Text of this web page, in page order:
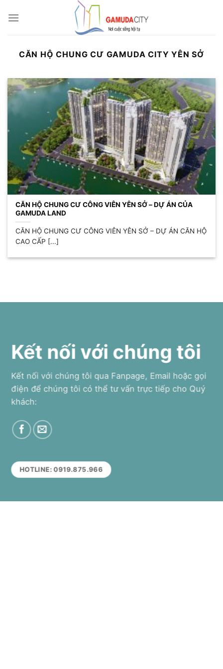
qua
CĂN HỘ CHUNG CƯ GAMUDA CITY YÊN SỞ
CĂN HỘ CHUNG CƯ CÔNG VIÊN YÊN SỞ – DỰ ÁN CỦA
GAMUDA LAND
CĂN HỘ CHUNG CƯ CÔNG VIÊN YÊN SỞ – DỰ ÁN CĂN HỘ
CAO CẤP [...]
Kết nối với chúng tôi
Kết nối với chúng tôi qua Fanpage, Email hoặc gọi
điện để chúng tôi có thể tư vấn trực tiếp cho Quý
khách:
HOTLINE: 0919.875.966